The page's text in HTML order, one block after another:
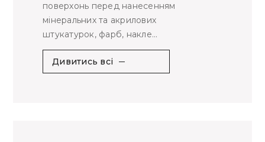
поверхонь перед нанесенням
мінеральних та акрилових
штукатурок, фарб, накле...
Дивитись всі